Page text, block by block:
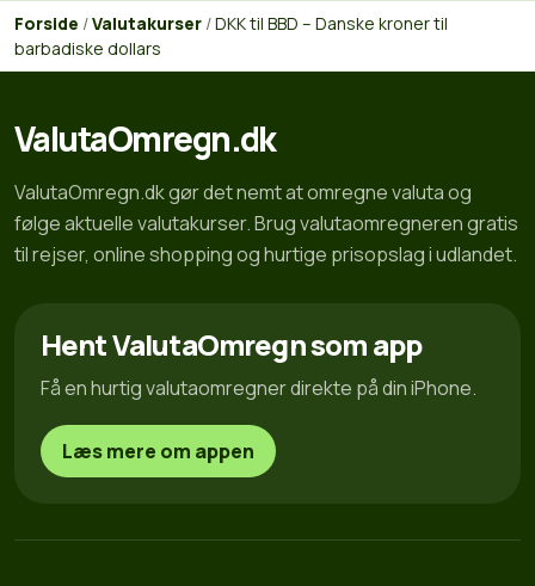
Forside /Valutakurser /DKK til BBD – Danske kroner til
barbadiske dollars
ValutaOmregn.dk
ValutaOmregn.dk gør det nemt at omregne valuta og
følge aktuelle valutakurser. Brug valutaomregneren gratis
til rejser, online shopping og hurtige prisopslag i udlandet.
Hent ValutaOmregn som app
Få en hurtig valutaomregner direkte på din iPhone.
Læs mere om appen